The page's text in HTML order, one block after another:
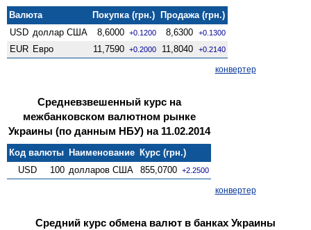
Валюта Покупка (грн.) Продажа (грн.)
USD доллар США 8,6000 +0.1200 8,6300 +0.1300
EUR Евро 11,7590 +0.2000 11,8040 +0.2140
конвертер
Средневзвешенный курс на
межбанковском валютном рынке
Украины (по данным НБУ) на 11.02.2014
Код валюты Наименование Курс (грн.)
USD
100 долларов США 855,0700 +2.2500
конвертер
Средний курс обмена валют в банках Украины